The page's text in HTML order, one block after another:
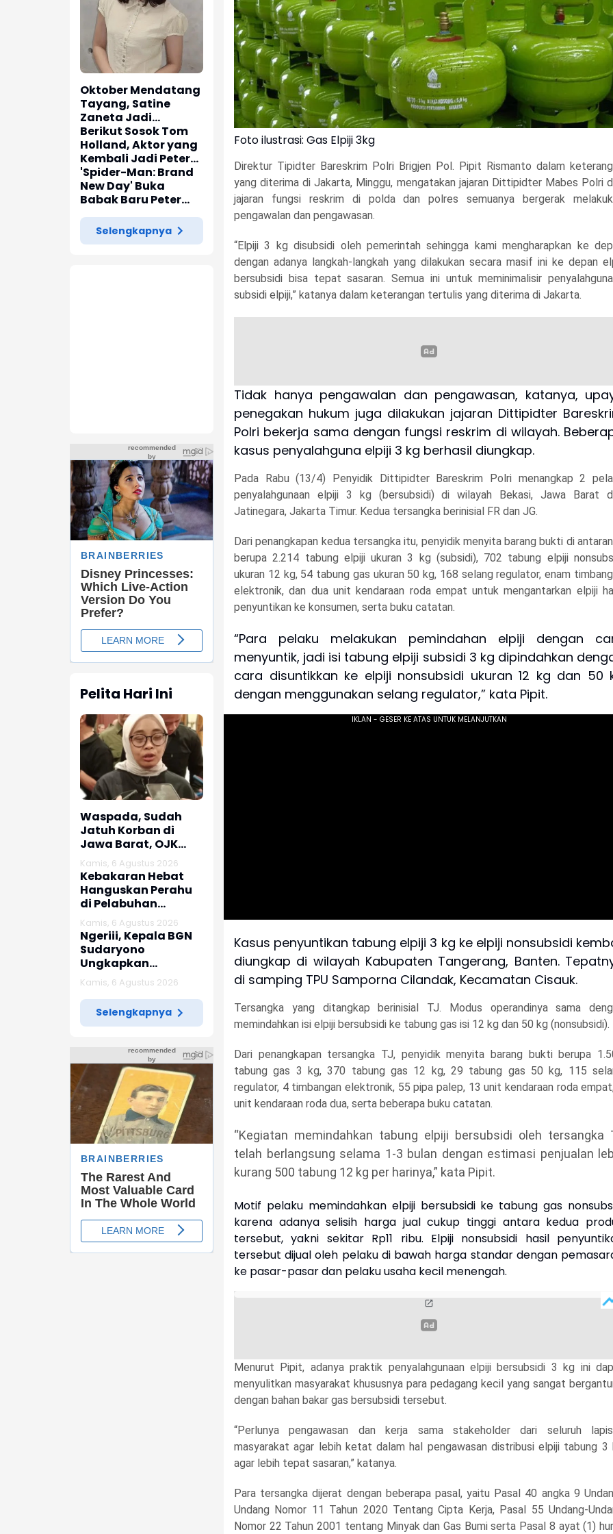
Oktober Mendatang
Tayang, Satine
Zaneta Jadi
Pemeran Utama Film
Siti Si Vampir
Berikut Sosok Tom
Holland, Aktor yang
Kembali Jadi Peter
Parker di 'Spider-
Man: Brand New Day'
'Spider-Man: Brand
New Day' Buka
Babak Baru Peter
Parker di Marvel
Cinematic Universe
Selengkapnya
Pelita Hari Ini
Waspada, Sudah
Jatuh Korban di
Jawa Barat, OJK
dan Polisi Ungkap
Dugaan Penipuan
Modus Titip Limit
Paylater
Kamis, 6 Agustus 2026
Kebakaran Hebat
Hanguskan Perahu
di Pelabuhan
Karangsong
Indramayu
Kamis, 6 Agustus 2026
Ngeriii, Kepala BGN
Sudaryono
Ungkapkan
Diketemukan Ada 6
Juta Data Ganda
Siswa Penerima MBG
Kamis, 6 Agustus 2026
Selengkapnya
Foto ilustrasi: Gas Elpiji 3kg
Direktur Tipidter Bareskrim Polri Brigjen Pol. Pipit Rismanto dalam
yang diterima di Jakarta, Minggu, mengatakan jajaran Dittipidter Mabes Polri
jajaran fungsi reskrim di polda dan polres semuanya bergerak
pengawalan dan pengawasan.
“Elpiji 3 kg disubsidi oleh pemerintah sehingga kami mengharapkan ke
dengan adanya langkah-langkah yang dilakukan secara masif ini ke depan
bersubsidi bisa tepat sasaran. Semua ini untuk meminimalisir
subsidi elpiji,” katanya dalam keterangan tertulis yang diterima di Jakarta.
Tidak hanya pengawalan dan pengawasan, katanya,
penegakan hukum juga dilakukan jajaran Dittipidter
Polri bekerja sama dengan fungsi reskrim di wilayah.
kasus penyalahguna elpiji 3 kg berhasil diungkap.
Pada Rabu (13/4) Penyidik Dittipidter Bareskrim Polri menangkap 2
penyalahgunaan elpiji 3 kg (bersubsidi) di wilayah Bekasi, Jawa Barat
Jatinegara, Jakarta Timur. Kedua tersangka berinisial FR dan JG.
Dari penangkapan kedua tersangka itu, penyidik menyita barang bukti di
berupa 2.214 tabung elpiji ukuran 3 kg (subsidi), 702 tabung elpiji
ukuran 12 kg, 54 tabung gas ukuran 50 kg, 168 selang regulator, enam
elektronik, dan dua unit kendaraan roda empat untuk mengantarkan elpiji
penyuntikan ke konsumen, serta buku catatan.
“Para pelaku melakukan pemindahan elpiji dengan
menyuntik, jadi isi tabung elpiji subsidi 3 kg dipindahkan
cara disuntikkan ke elpiji nonsubsidi ukuran 12 kg dan 50
dengan menggunakan selang regulator,” kata Pipit.
Kasus penyuntikan tabung elpiji 3 kg ke elpiji nonsubsidi
diungkap di wilayah Kabupaten Tangerang, Banten.
di samping TPU Samporna Cilandak, Kecamatan Cisauk.
Tersangka yang ditangkap berinisial TJ. Modus operandinya sama
memindahkan isi elpiji bersubsidi ke tabung gas isi 12 kg dan 50 kg (nonsubsidi).
Dari penangkapan tersangka TJ, penyidik menyita barang bukti berupa
tabung gas 3 kg, 370 tabung gas 12 kg, 29 tabung gas 50 kg, 115
regulator, 4 timbangan elektronik, 55 pipa palep, 13 unit kendaraan roda
unit kendaraan roda dua, serta beberapa buku catatan.
“Kegiatan memindahkan tabung elpiji bersubsidi oleh tersangka
telah berlangsung selama 1-3 bulan dengan estimasi penjualan
kurang 500 tabung 12 kg per harinya,” kata Pipit.
Motif pelaku memindahkan elpiji bersubsidi ke tabung gas
karena adanya selisih harga jual cukup tinggi antara kedua
tersebut, yakni sekitar Rp11 ribu. Elpiji nonsubsidi hasil
tersebut dijual oleh pelaku di bawah harga standar dengan
ke pasar-pasar dan pelaku usaha kecil menengah.
Menurut Pipit, adanya praktik penyalahgunaan elpiji bersubsidi 3 kg ini
menyulitkan masyarakat khususnya para pedagang kecil yang sangat
dengan bahan bakar gas bersubsidi tersebut.
“Perlunya pengawasan dan kerja sama stakeholder dari seluruh
masyarakat agar lebih ketat dalam hal pengawasan distribusi elpiji tabung 3
agar lebih tepat sasaran,” katanya.
Para tersangka dijerat dengan beberapa pasal, yaitu Pasal 40 angka 9
Undang Nomor 11 Tahun 2020 Tentang Cipta Kerja, Pasal 55 Undang-
Nomor 22 Tahun 2001 tentang Minyak dan Gas Bumi serta Pasal 8 ayat (1)